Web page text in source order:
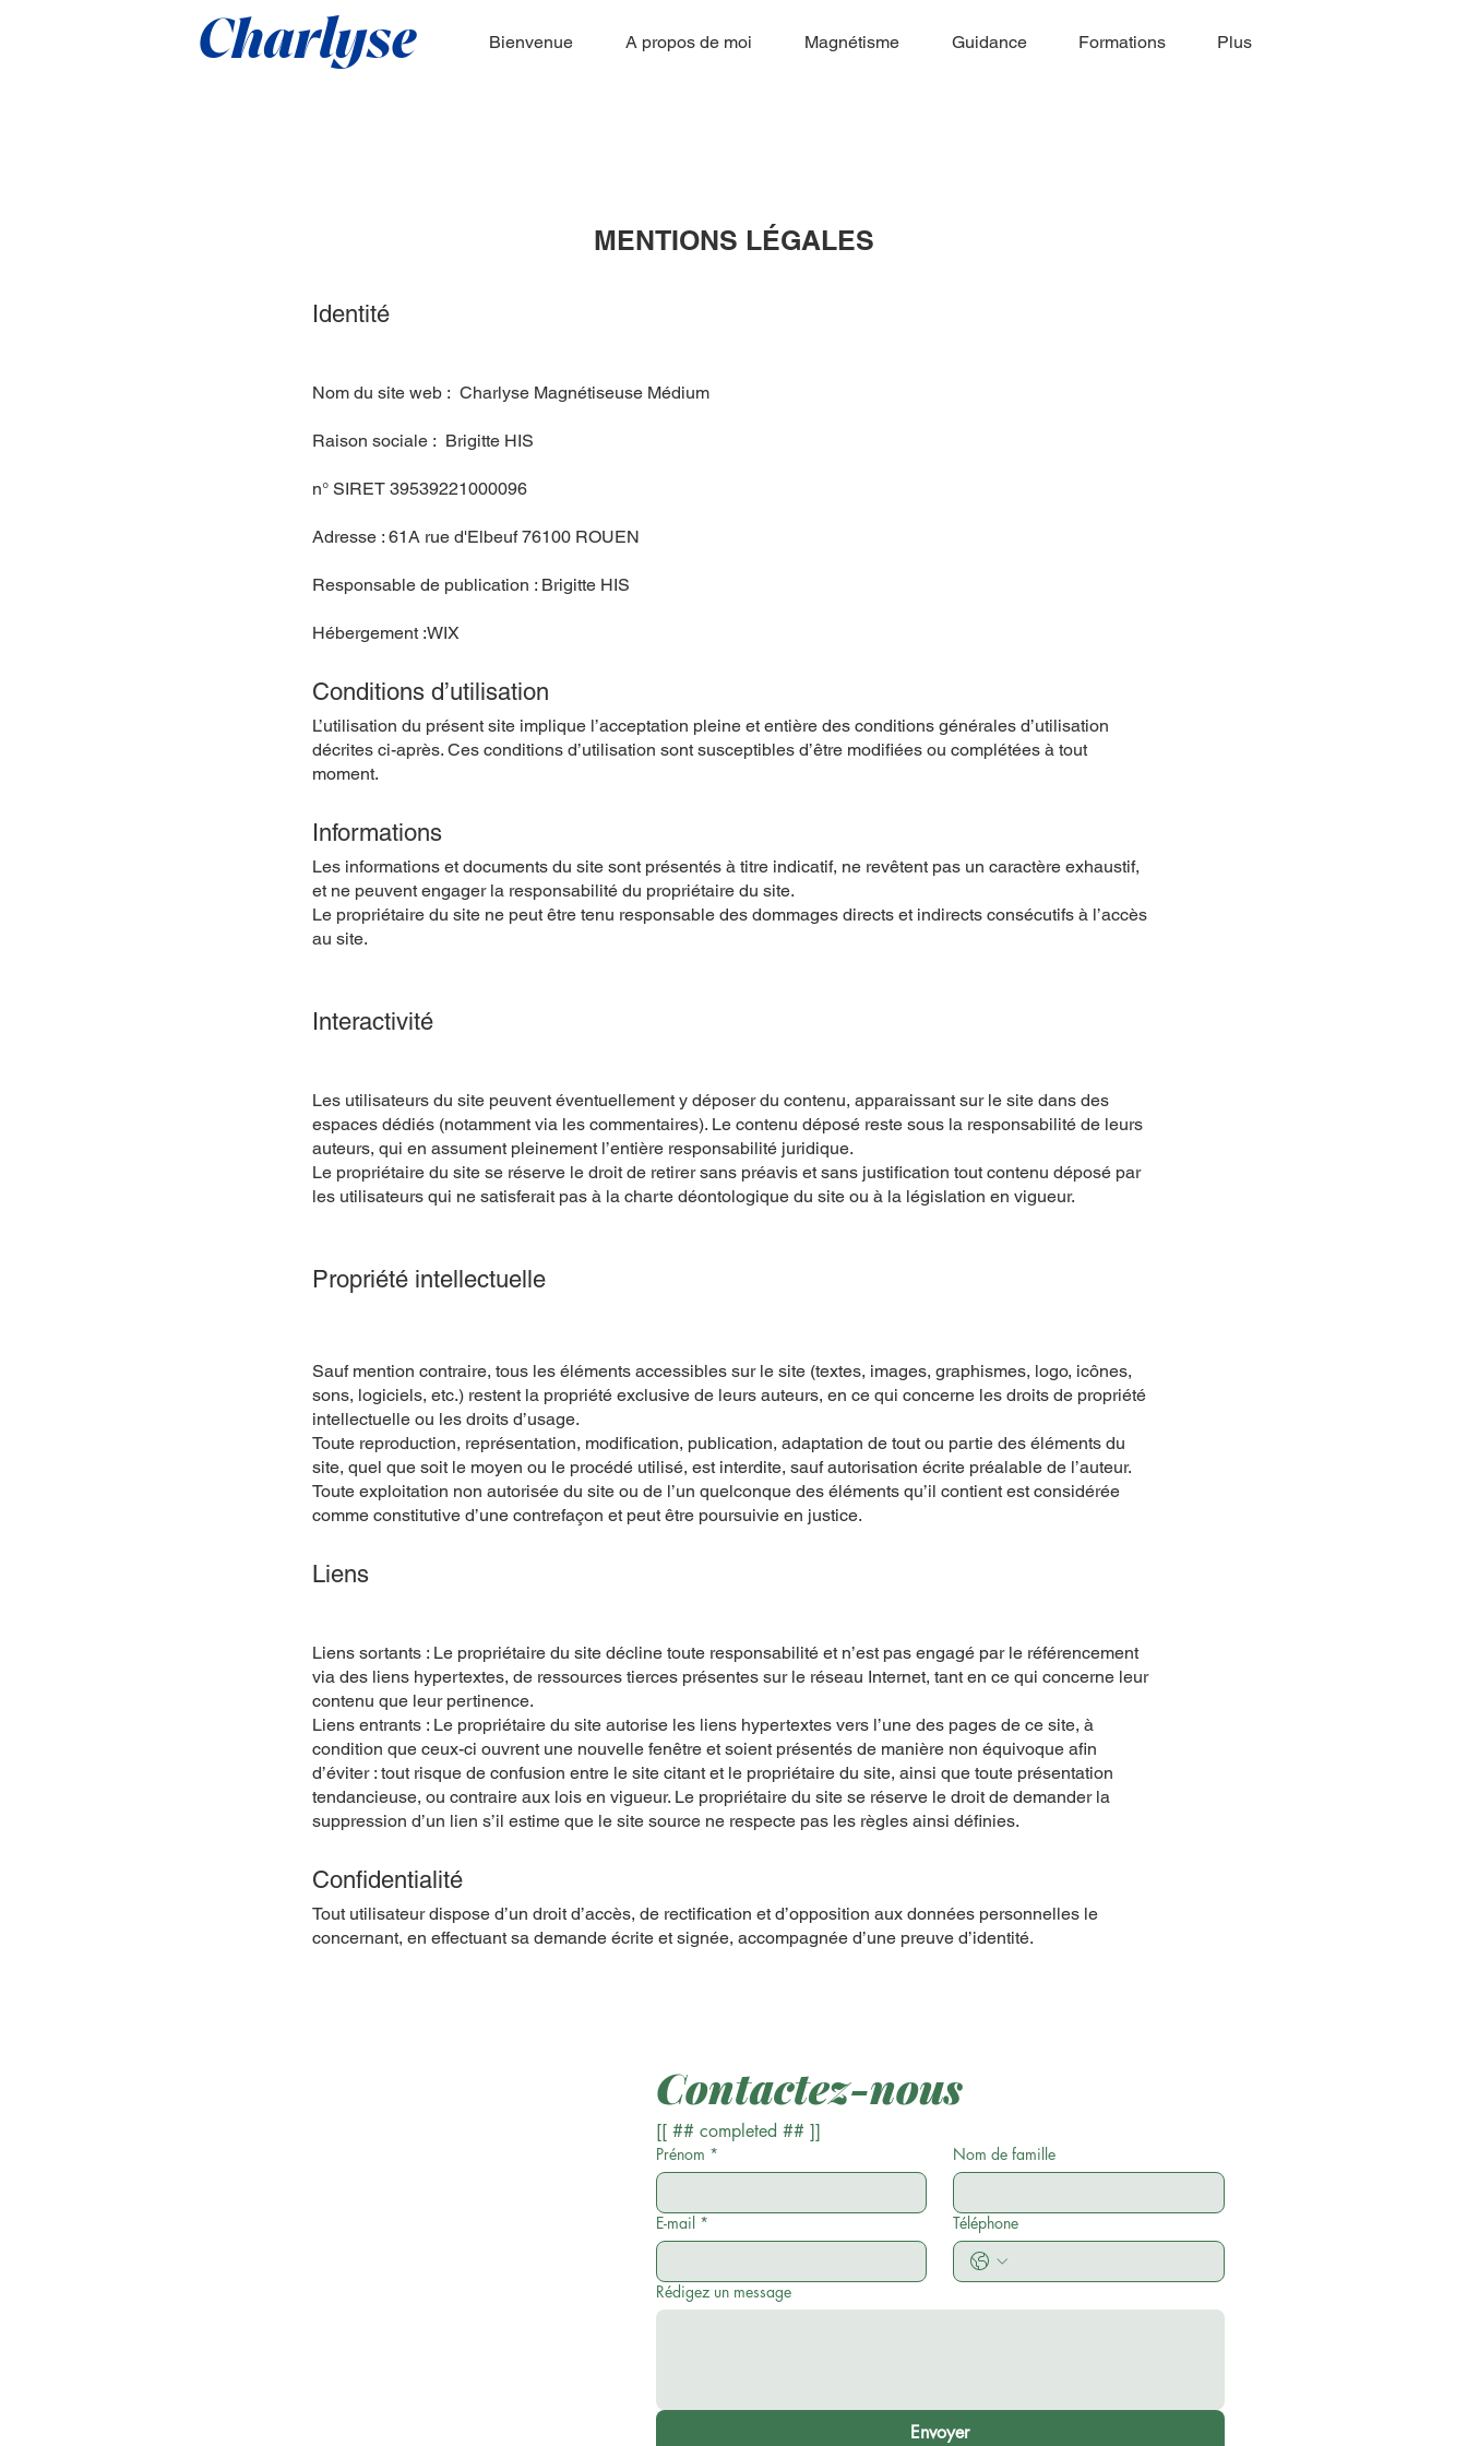
Charlyse Bienvenue A propos de moi Magnétisme Guidance Formations Plus
MENTIONS LÉGALES
Identité
Nom du site web : Charlyse Magnétiseuse Médium
Raison sociale : Brigitte HIS
n° SIRET 39539221000096
Adresse : 61A rue d'Elbeuf 76100 ROUEN
Responsable de publication : Brigitte HIS
Hébergement :WIX
Conditions d’utilisation
L’utilisation du présent site implique l’acceptation pleine et entière des conditions générales d’utilisation
décrites ci-après. Ces conditions d’utilisation sont susceptibles d’être modifiées ou complétées à tout
moment.
Informations
Les informations et documents du site sont présentés à titre indicatif, ne revêtent pas un caractère exhaustif,
et ne peuvent engager la responsabilité du propriétaire du site.
Le propriétaire du site ne peut être tenu responsable des dommages directs et indirects consécutifs à l’accès
au site.
Interactivité
Les utilisateurs du site peuvent éventuellement y déposer du contenu, apparaissant sur le site dans des
espaces dédiés (notamment via les commentaires). Le contenu déposé reste sous la responsabilité de leurs
auteurs, qui en assument pleinement l’entière responsabilité juridique.
Le propriétaire du site se réserve le droit de retirer sans préavis et sans justification tout contenu déposé par
les utilisateurs qui ne satisferait pas à la charte déontologique du site ou à la législation en vigueur.
Propriété intellectuelle
Sauf mention contraire, tous les éléments accessibles sur le site (textes, images, graphismes, logo, icônes,
sons, logiciels, etc.) restent la propriété exclusive de leurs auteurs, en ce qui concerne les droits de propriété
intellectuelle ou les droits d’usage.
Toute reproduction, représentation, modification, publication, adaptation de tout ou partie des éléments du
site, quel que soit le moyen ou le procédé utilisé, est interdite, sauf autorisation écrite préalable de l’auteur.
Toute exploitation non autorisée du site ou de l’un quelconque des éléments qu’il contient est considérée
comme constitutive d’une contrefaçon et peut être poursuivie en justice.
Liens
Liens sortants : Le propriétaire du site décline toute responsabilité et n’est pas engagé par le référencement
via des liens hypertextes, de ressources tierces présentes sur le réseau Internet, tant en ce qui concerne leur
contenu que leur pertinence.
Liens entrants : Le propriétaire du site autorise les liens hypertextes vers l’une des pages de ce site, à
condition que ceux-ci ouvrent une nouvelle fenêtre et soient présentés de manière non équivoque afin
d’éviter : tout risque de confusion entre le site citant et le propriétaire du site, ainsi que toute présentation
tendancieuse, ou contraire aux lois en vigueur. Le propriétaire du site se réserve le droit de demander la
suppression d’un lien s’il estime que le site source ne respecte pas les règles ainsi définies.
Confidentialité
Tout utilisateur dispose d’un droit d’accès, de rectification et d’opposition aux données personnelles le
concernant, en effectuant sa demande écrite et signée, accompagnée d’une preuve d’identité.
Contactez-nous
[[ ## completed ## ]]
Prénom * Nom de famille
E-mail * Téléphone
Rédigez un message
Envoyer